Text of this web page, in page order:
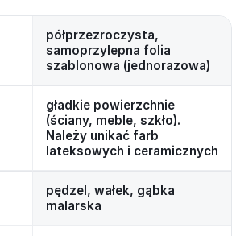
półprzezroczysta,
samoprzylepna folia
szablonowa (jednorazowa)
gładkie powierzchnie
(ściany, meble, szkło).
Należy unikać farb
lateksowych i ceramicznych
pędzel, wałek, gąbka
malarska